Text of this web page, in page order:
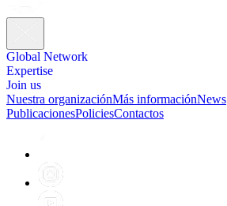
Global Network
Expertise
Join us
Nuestra organizaciónMás informaciónNews
PublicacionesPoliciesContactos